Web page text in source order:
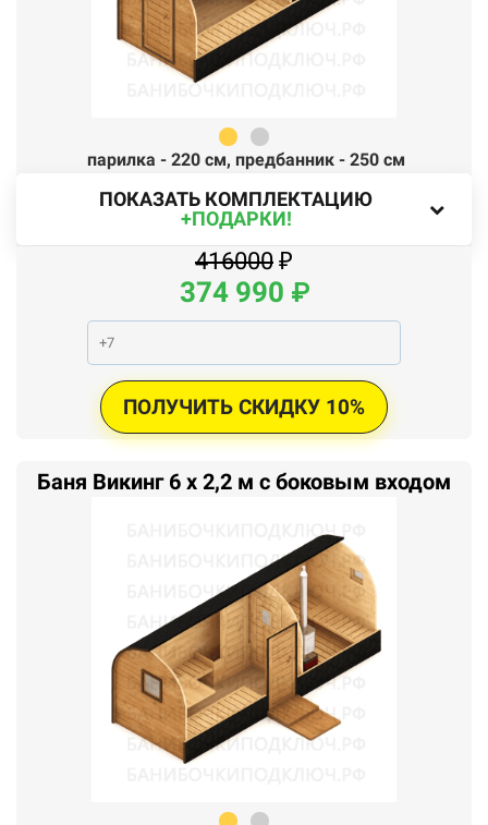
парилка - 220 см, предбанник - 250 см
ПОКАЗАТЬ КОМПЛЕКТАЦИЮ
+ПОДАРКИ!
416000 ₽
374 990 ₽
ПОЛУЧИТЬ СКИДКУ 10%
Баня Викинг 6 x 2,2 м с боковым входом